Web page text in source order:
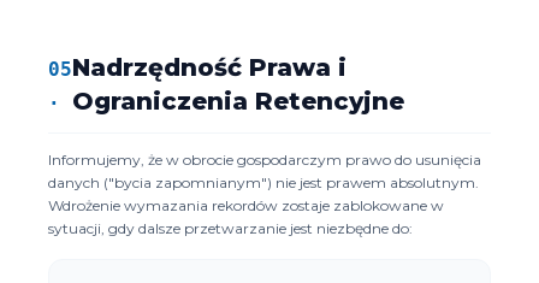
05
.
Nadrzędność Prawa i
Ograniczenia Retencyjne
Informujemy, że w obrocie gospodarczym prawo do usunięcia
danych ("bycia zapomnianym") nie jest prawem absolutnym.
Wdrożenie wymazania rekordów zostaje zablokowane w
sytuacji, gdy dalsze przetwarzanie jest niezbędne do: